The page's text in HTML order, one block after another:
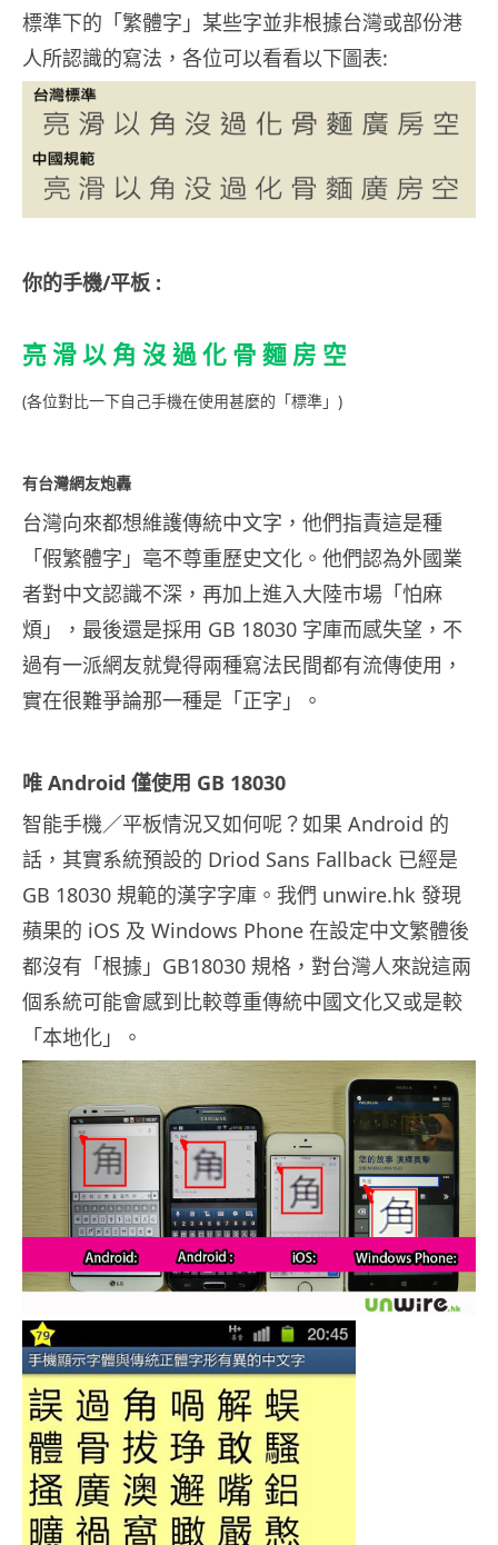
標準下的「繁體字」某些字並非根據台灣或部份港
人所認識的寫法，各位可以看看以下圖表:
你的手機/平板 :
亮 滑 以 角 沒 過 化 骨 麵 房 空
(各位對比一下自己手機在使用甚麼的「標準」)
有台灣網友炮轟
台灣向來都想維護傳統中文字，他們指責這是種
「假繁體字」亳不尊重歷史文化。他們認為外國業
者對中文認識不深，再加上進入大陸巿場「怕麻
煩」，最後還是採用 GB 18030 字庫而感失望，不
過有一派網友就覺得兩種寫法民間都有流傳使用，
實在很難爭論那一種是「正字」。
唯 Android 僅使用 GB 18030
智能手機／平板情況又如何呢？如果 Android 的
話，其實系統預設的 Driod Sans Fallback 已經是
GB 18030 規範的漢字字庫。我們 unwire.hk 發現
蘋果的 iOS 及 Windows Phone 在設定中文繁體後
都沒有「根據」GB18030 規格，對台灣人來說這兩
個系統可能會感到比較尊重傳統中國文化又或是較
「本地化」。